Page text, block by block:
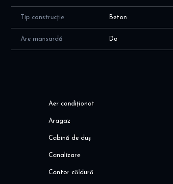
Tip construcție Beton
Are mansardă Da
Aer condiționat
Aragaz
Cabină de duș
Canalizare
Contor căldură